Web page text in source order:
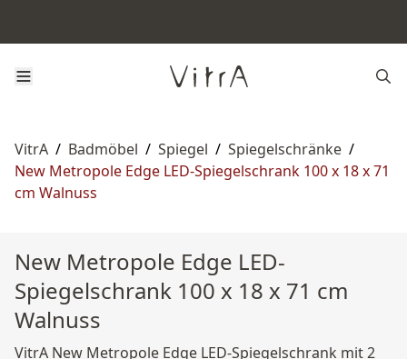
VitrA / Badmöbel / Spiegel / Spiegelschränke /
New Metropole Edge LED-Spiegelschrank 100 x 18 x 71
cm Walnuss
New Metropole Edge LED-
Spiegelschrank 100 x 18 x 71 cm
Walnuss
VitrA New Metropole Edge LED-Spiegelschrank mit 2